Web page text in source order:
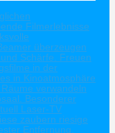
Filmerlebnisse
überzeugen
Schärfe. Freuen
in der
in Kinoatmosphäre
verwandeln
Besonderer
Laser-TV
zaubern riesige
Entfernung.